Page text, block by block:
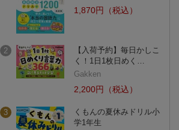
1,870円（税込）
2
【入荷予約】毎日かしこ
く！1日1枚日めく…
Gakken
2,200円（税込）
3
くもんの夏休みドリル小
学1年生